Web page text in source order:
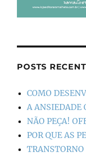
POSTS
COMO
A ANSIEDADE
NÃO PEÇA!
POR QUE AS